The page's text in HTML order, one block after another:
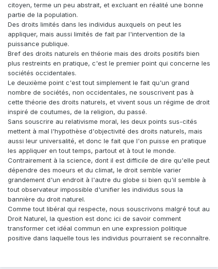
citoyen, terme un peu abstrait, et excluant en réalité une bonne
partie de la population.
Des droits limités dans les individus auxquels on peut les
appliquer, mais aussi limités de fait par l'intervention de la
puissance publique.
Bref des droits naturels en théorie mais des droits positifs bien
plus restreints en pratique, c'est le premier point qui concerne les
sociétés occidentales.
Le deuxième point c'est tout simplement le fait qu'un grand
nombre de sociétés, non occidentales, ne souscrivent pas à
cette théorie des droits naturels, et vivent sous un régime de droit
inspiré de coutumes, de la religion, du passé.
Sans souscrire au relativisme moral, les deux points sus-cités
mettent à mal l'hypothèse d'objectivité des droits naturels, mais
aussi leur universalité, et donc le fait que l'on puisse en pratique
les appliquer en tout temps, partout et à tout le monde.
Contrairement à la science, dont il est difficile de dire qu'elle peut
dépendre des moeurs et du climat, le droit semble varier
grandement d'un endroit à l'autre du globe si bien qu'il semble à
tout observateur impossible d'unifier les individus sous la
bannière du droit naturel.
Comme tout libéral qui respecte, nous souscrivons malgré tout au
Droit Naturel, la question est donc ici de savoir comment
transformer cet idéal commun en une expression politique
positive dans laquelle tous les individus pourraient se reconnaître.